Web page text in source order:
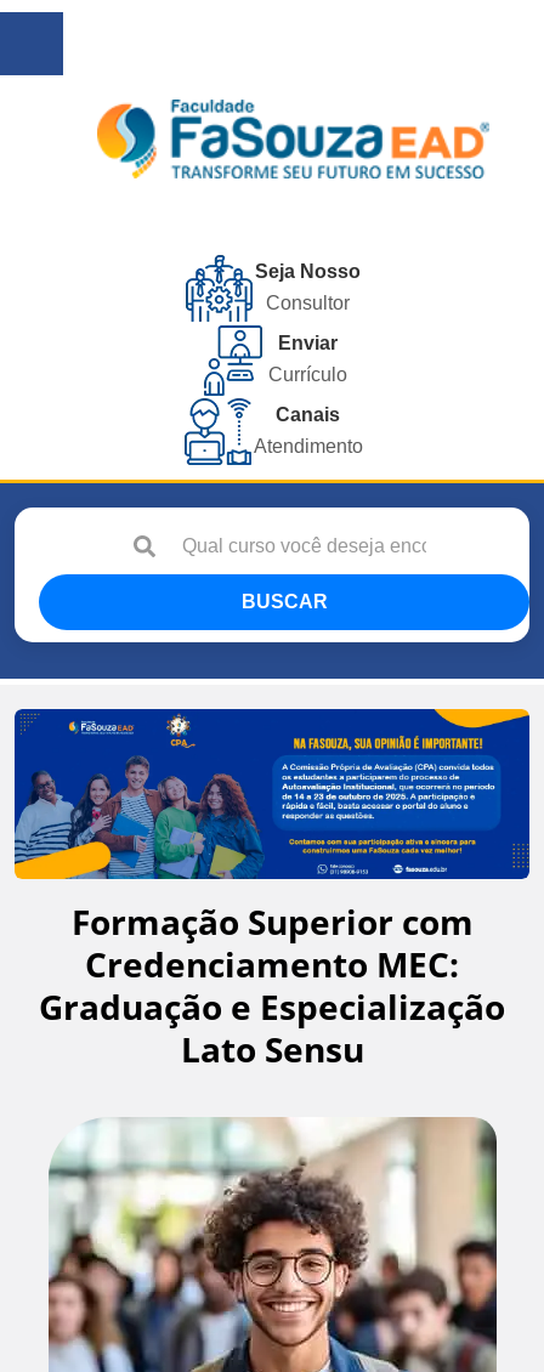
Seja Nosso
Consultor
Enviar
Currículo
Canais
Atendimento
BUSCAR
Formação Superior com
Credenciamento MEC:
Graduação e Especialização
Lato Sensu